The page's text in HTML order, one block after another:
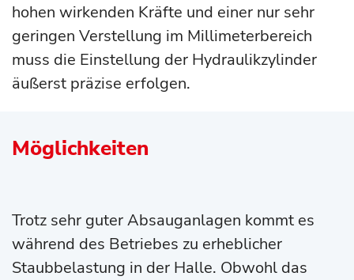
hohen wirkenden Kräfte und einer nur sehr
geringen Verstellung im Millimeterbereich
muss die Einstellung der Hydraulikzylinder
äußerst präzise erfolgen.
Möglichkeiten
Trotz sehr guter Absauganlagen kommt es
während des Betriebes zu erheblicher
Staubbelastung in der Halle. Obwohl das